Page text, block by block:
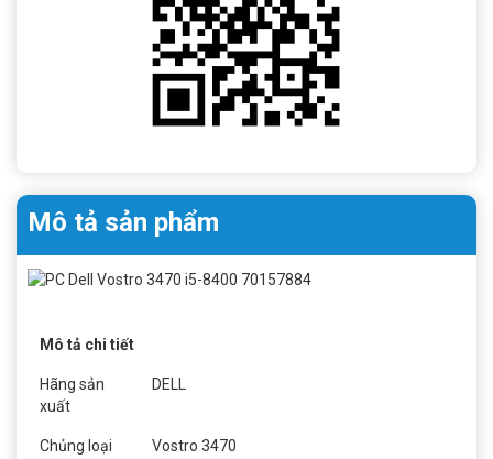
Mô tả sản phẩm
Mô tả chi tiết
Hãng sản
xuất
DELL
Chủng loại Vostro 3470